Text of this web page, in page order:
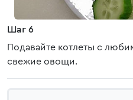
Шаг 6
Подавайте котлеты с
свежие овощи.